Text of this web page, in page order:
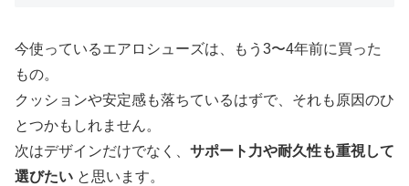
今使っているエアロシューズは、もう3〜4年前に買った
もの。
クッションや安定感も落ちているはずで、それも原因のひ
とつかもしれません。
次はデザインだけでなく、 サポート力や耐久性も重視して
選びたい と思います。